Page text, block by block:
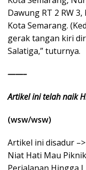
Dawung RT 2 RW
Kota Semarang.
gerak tangan kiri
Salatiga,” tuturnya.
——–
Artikel ini telah naik
(wsw/wsw)
Artikel ini disadur
Niat Hati Mau